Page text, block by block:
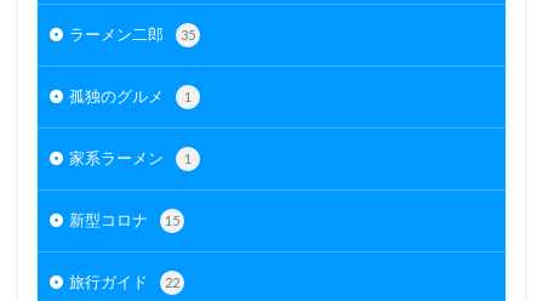
ラーメン二郎 35
孤独のグルメ 1
家系ラーメン 1
新型コロナ 15
旅行ガイド 22